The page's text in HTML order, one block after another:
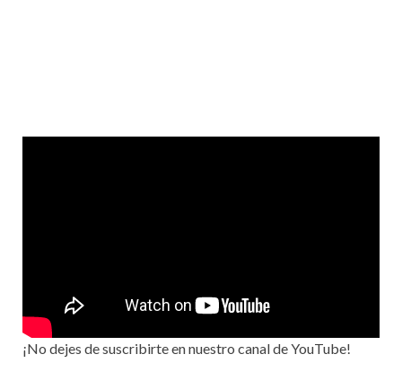
¡No dejes de suscribirte en nuestro canal de YouTube!